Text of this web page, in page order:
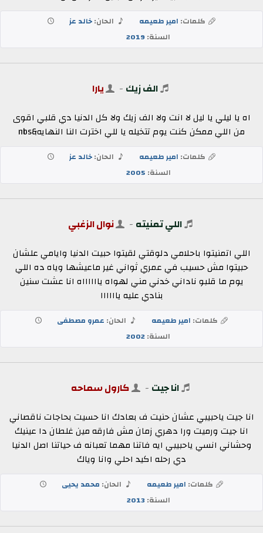
كلمات: امير طعيمه الحان:خالد عز
السنة:2019
الف زيك - يارا
اه يا ليلي يا ليل لا انت ولا الف زيك ولا كل الدنيا دي قلبي اقوى
من اللي ممكن كنت يوم تتخيله يا للي اخترت النا النهايه&nbs
كلمات: امير طعيمه الحان:خالد عز
السنة: 2005
اللي تمنيته - نوال الزغبي
اللي اتمنيتوا باحلامي دلوقتي لقيتوا حبيت الدنيا وايامي علشان
حبيتوا مش حسيب في عمري ثواني غير ماعيشها وياه ده اللي
يوم ما قلبو ناداني خدني مني لهواه يااااااه انا عشت سنين
بنادي عليه ياااااا
كلمات: امير طعيمه الحان: عمرو مصطفى
السنة:2002
انا جيت - كارول سماحه
انا جيت ياحبيبي عشان حنيت ف بعادك انا حسيت بحاجات ناقصاني
انا جيت ورميت ورا دهري زمان مش فارقه مين غلطان دا عينيك
وحشاني انسي ياحبيبي ايه فاتنا مهما تعبانه ف حياتنا اصل الدنيا
دي رحله اكيد احلي وانا وياك
كلمات: امير طعيمه الحان: محمد يحيى
السنة:2013